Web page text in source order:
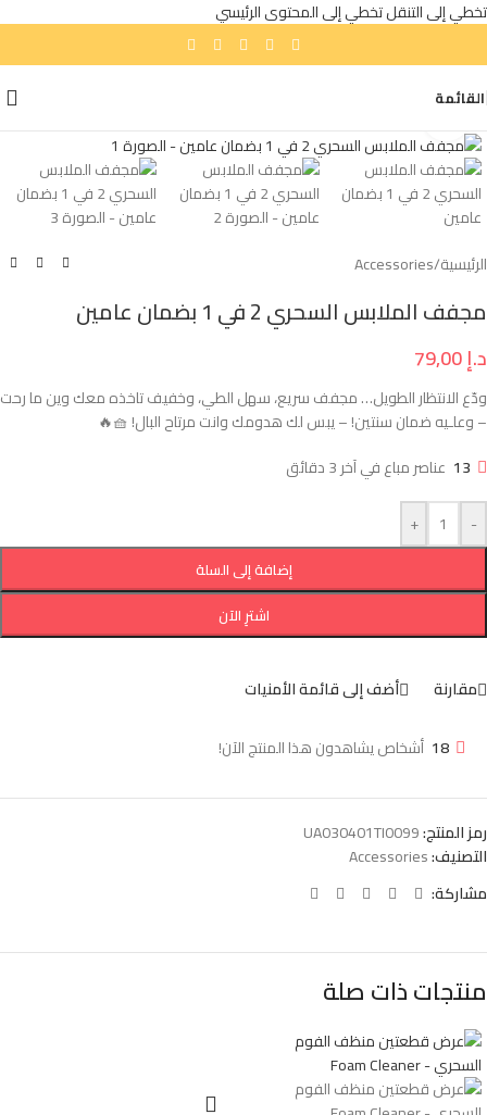
تخطي إلى التنقلتخطي إلى المحتوى الرئيسي
القائمة
الرئيسية/
Accessories
مجفف الملابس السحري 2 في 1 بضمان عامين
د.إ
ودّع الانتظار الطويل… مجفف سريع، سهل الطي، وخفيف تاخذه معك وين ما رحت
– وعلـيه ضمان سنتين! – يبس لك هدومك وانت مرتاح البال! 🧺🔥
13 عناصر مباع في آخر 3 دقائق
-
+
إضافة إلى السلة
اشترِ الآن
مقارنة أضف إلى قائمة الأمنيات
18 أشخاص يشاهدون هذا المنتج الآن!
رمز المنتج:UA030401TI0099
التصنيف:Accessories
مشاركة:
منتجات ذات صلة